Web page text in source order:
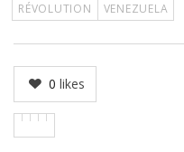
RÉVOLUTION
VENEZUELA
0 likes